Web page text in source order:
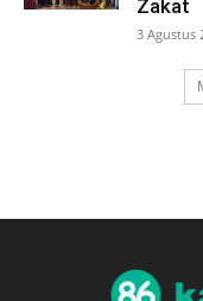
Zakat
3 Agustus